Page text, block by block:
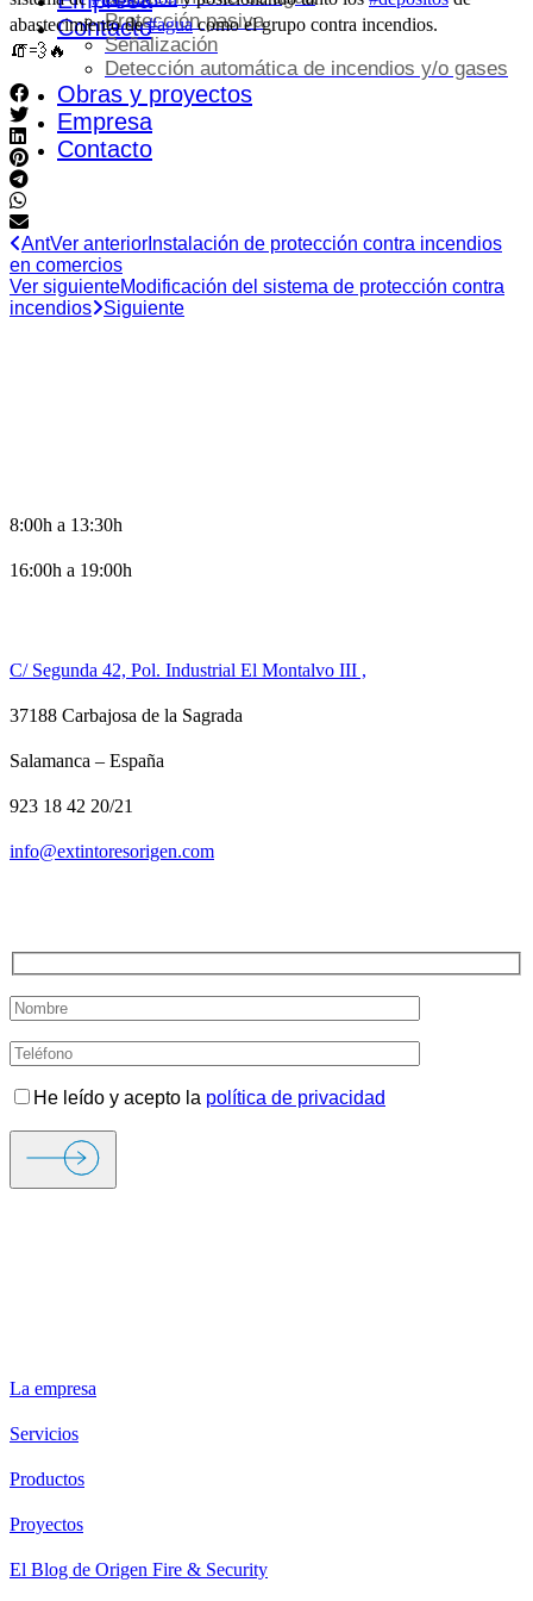
ContactoProtección pasiva
Señalización
Detección automática de incendios y/o gases
Obras y proyectos
Empresa
Contacto
abastecimiento de#aguacomo el grupo contra incendios.
🧯💨🔥
AntVer anterior Instalación de protección contra incendios
en comercios
Ver siguienteModificación del sistema de protección contra
incendios
Siguiente
8:00h a 13:30h
16:00h a 19:00h
C/ Segunda 42, Pol. Industrial El Montalvo III ,
37188 Carbajosa de la Sagrada
Salamanca – España
923 18 42 20/21
info@extintoresorigen.com
He leído y acepto la política de privacidad
La empresa
Servicios
Productos
Proyectos
El Blog de Origen Fire & Security